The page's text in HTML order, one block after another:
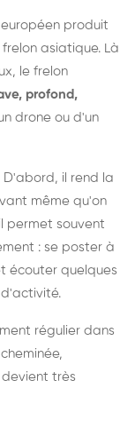
produit
asiatique. Là
le frelon
profond,
drone ou d'un
D'abord, il rend la
même qu'on
permet souvent
: se poster à
écouter quelques
régulier dans
devient très